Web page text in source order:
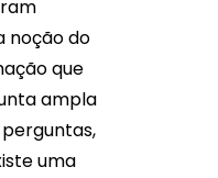
noção do
que
ampla
uma